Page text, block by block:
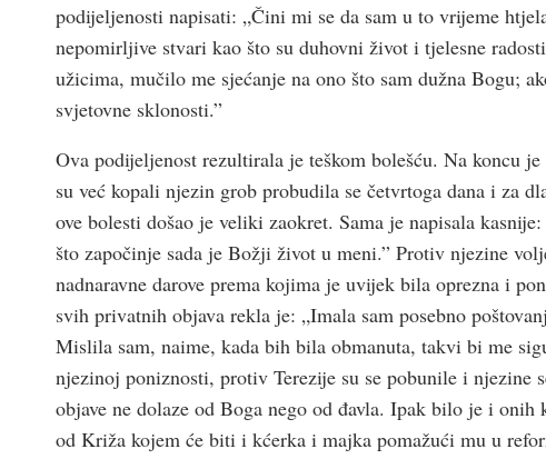
podijeljenosti napisati: „Čini mi se da sam u to vrijeme
nepomirljive stvari kao što su duhovni život i tjelesne
užicima, mučilo me sjećanje na ono što sam dužna Bogu;
svjetovne sklonosti.”
Ova podijeljenost rezultirala je teškom bolešću. Na koncu
su već kopali njezin grob probudila se četvrtoga dana i za
ove bolesti došao je veliki zaokret. Sama je napisala
što započinje sada je Božji život u meni.” Protiv njezine
nadnaravne darove prema kojima je uvijek bila oprezna i
svih privatnih objava rekla je: „Imala sam posebno
Mislila sam, naime, kada bih bila obmanuta, takvi bi me
njezinoj poniznosti, protiv Terezije su se pobunile i
objave ne dolaze od Boga nego od đavla. Ipak bilo je i
od Križa kojem će biti i kćerka i majka pomažući mu u